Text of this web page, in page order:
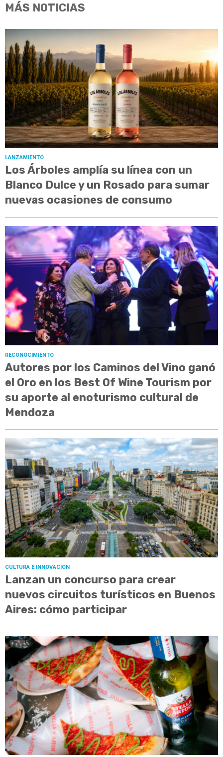
MÁS NOTICIAS
LANZAMIENTO
Los Árboles amplía su línea con un
Blanco Dulce y un Rosado para sumar
nuevas ocasiones de consumo
RECONOCIMIENTO
Autores por los Caminos del Vino ganó
el Oro en los Best Of Wine Tourism por
su aporte al enoturismo cultural de
Mendoza
CULTURA E INNOVACIÓN
Lanzan un concurso para crear
nuevos circuitos turísticos en Buenos
Aires: cómo participar